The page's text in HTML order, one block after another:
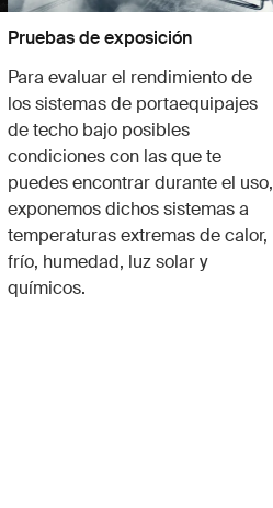
Pruebas de exposición
Para evaluar el rendimiento de
los sistemas de portaequipajes
de techo bajo posibles
condiciones con las que te
puedes encontrar durante el uso,
exponemos dichos sistemas a
temperaturas extremas de calor,
frío, humedad, luz solar y
químicos.